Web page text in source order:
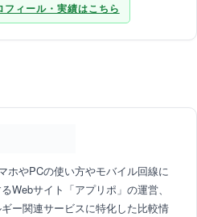
ィール・実績はこちら
ホやPCの使い方やモバイル回線に
Webサイト「アプリポ」の運営、
ー関連サービスに特化した比較情